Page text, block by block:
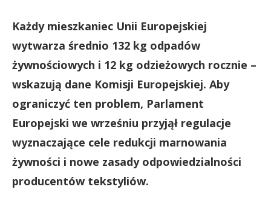
Każdy mieszkaniec Unii Europejskiej
wytwarza średnio 132 kg odpadów
żywnościowych i 12 kg odzieżowych rocznie –
wskazują dane Komisji Europejskiej. Aby
ograniczyć ten problem, Parlament
Europejski we wrześniu przyjął regulacje
wyznaczające cele redukcji marnowania
żywności i nowe zasady odpowiedzialności
producentów tekstyliów.